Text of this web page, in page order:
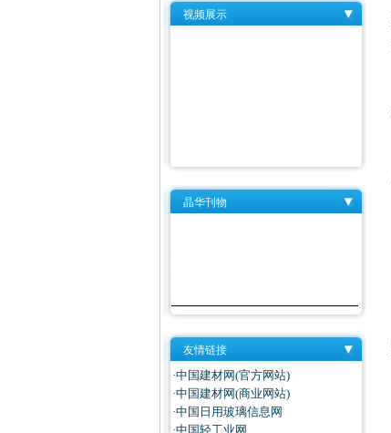
视频展示
晶华刊物
友情链接
·中国建材网(官方网站)
·中国建材网(商业网站)
·中国日用玻璃信息网
·中国轻工业网